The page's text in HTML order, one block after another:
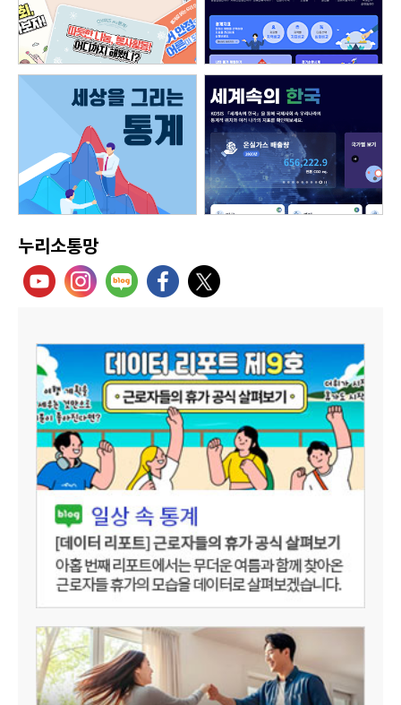
누리소통망